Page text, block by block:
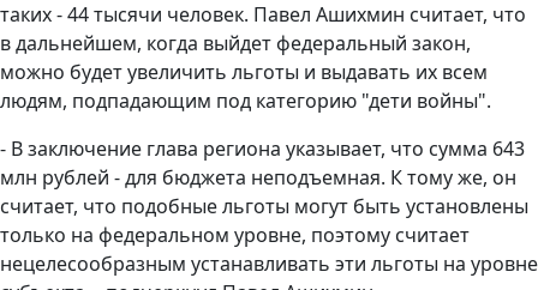
таких - 44 тысячи человек. Павел Ашихмин считает, что
в дальнейшем, когда выйдет федеральный закон,
можно будет увеличить льготы и выдавать их всем
людям, подпадающим под категорию "дети войны".
- В заключение глава региона указывает, что сумма 643
млн рублей - для бюджета неподъемная. К тому же, он
считает, что подобные льготы могут быть установлены
только на федеральном уровне, поэтому считает
нецелесообразным устанавливать эти льготы на уровне